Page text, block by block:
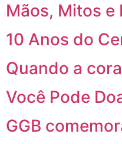
Mãos, Mitos e
10 Anos do
Quando a
Você Pode
GGB